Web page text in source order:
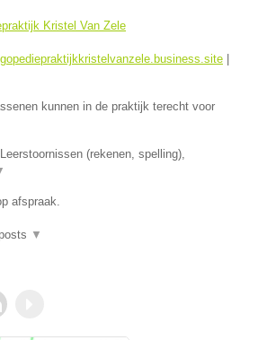
Kristel Van Zele
kunnen in de praktijk terecht voor
(rekenen, spelling),
afspraak.
▼